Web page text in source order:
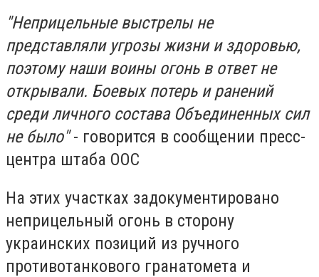
"Неприцельные выстрелы не
представляли угрозы жизни и здоровью,
поэтому наши воины огонь в ответ не
открывали. Боевых потерь и ранений
среди личного состава Объединенных сил
не было"- говорится в сообщении пресс-
центра штаба ООС
На этих участках задокументировано
неприцельный огонь в сторону
украинских позиций из ручного
противотанкового гранатомета и